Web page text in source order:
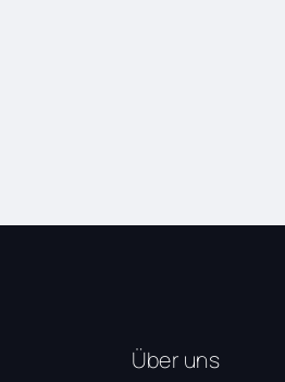
Über uns